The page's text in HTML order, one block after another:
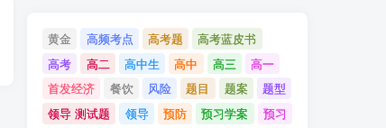
黄金 高频考点 高考题
高考蓝皮书
高考
高二 高中生 高中 高三
高一
首发经济
餐饮 风险 题目 题案
题型
领导 测试题
领导 预防 预习学案
预习